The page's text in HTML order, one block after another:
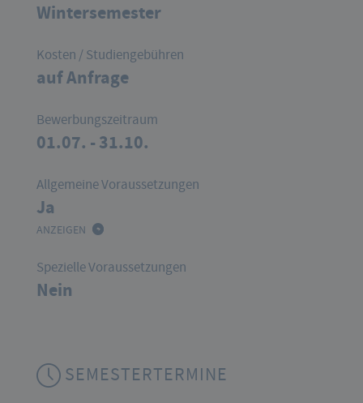
Wintersemester
Kosten / Studiengebühren
auf Anfrage
Bewerbungszeitraum
01.07. - 31.10.
Allgemeine Voraussetzungen
Ja
ANZEIGEN
Spezielle Voraussetzungen
Nein
SEMESTERTERMINE